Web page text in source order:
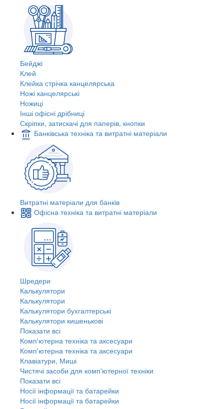
Бейджі
Клей
Клейка стрічка канцелярська
Ножі канцелярські
Ножиці
Інші офісні дрібниці
Скріпки, затискачі для паперів, кнопки
Банківська техніка та витратні матеріали
Витратні матеріали для банків
Офісна техніка та витратні матеріали
Шредери
Калькулятори
Калькулятори
Калькулятори бухгалтерські
Калькулятори кишенькові
Показати всі
Комп'ютерна техніка та аксесуари
Комп'ютерна техніка та аксесуари
Клавіатури, Миші
Чистячі засоби для комп'ютерної техніки
Показати всі
Носії інформації та батарейки
Носії інформації та батарейки